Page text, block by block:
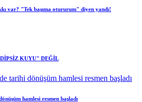
var? "Tek başıma otururum" diyen yandı!
KUYU" DEĞİL
hamlesi resmen başladı